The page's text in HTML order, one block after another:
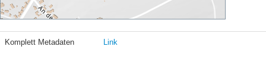
Komplett Metadaten Link